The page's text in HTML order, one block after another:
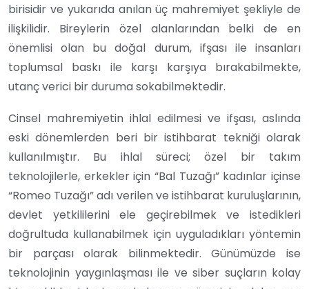
birisidir ve yukarıda anılan üç mahremiyet şekliyle de
ilişkilidir. Bireylerin özel alanlarından belki de en
önemlisi olan bu doğal durum, ifşası ile insanları
toplumsal baskı ile karşı karşıya bırakabilmekte,
utanç verici bir duruma sokabilmektedir.
Cinsel mahremiyetin ihlal edilmesi ve ifşası, aslında
eski dönemlerden beri bir istihbarat tekniği olarak
kullanılmıştır. Bu ihlal süreci; özel bir takım
teknolojilerle, erkekler için “Bal Tuzağı” kadınlar içinse
“Romeo Tuzağı” adı verilen ve istihbarat kuruluşlarının,
devlet yetkililerini ele geçirebilmek ve istedikleri
doğrultuda kullanabilmek için uyguladıkları yöntemin
bir parçası olarak bilinmektedir. Günümüzde ise
teknolojinin yaygınlaşması ile ve siber suçların kolay